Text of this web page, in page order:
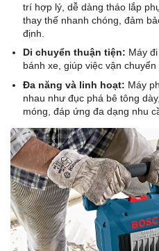
trí hợp lý, dễ dàng tháo lắp
thay thế nhanh chóng, đảm
định.
Di chuyển thuận tiện: Máy
bánh xe, giúp việc vận
Đa năng và linh hoạt: Máy
nhau như đục phá bê tông
móng, đáp ứng đa dạng nhu